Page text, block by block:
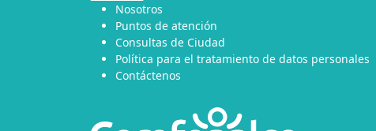
Nosotros
Puntos de atención
Consultas de Ciudad
Política para el tratamiento de datos personales
Contáctenos